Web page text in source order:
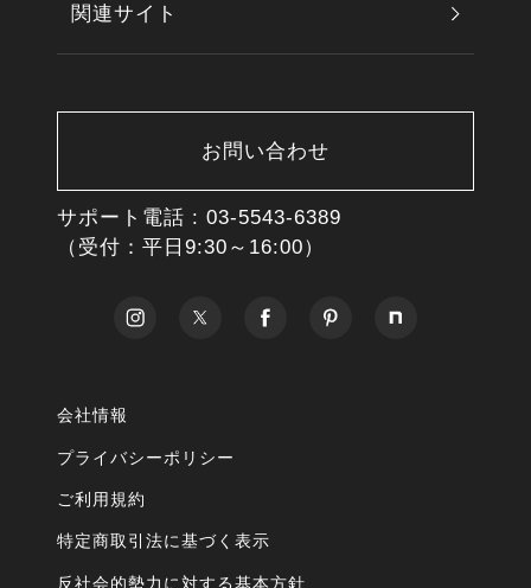
関連サイト
お問い合わせ
サポート電話 : 03-5543-6389
（受付：平日9:30～16:00）
会社情報
プライバシーポリシー
ご利用規約
特定商取引法に基づく表示
反社会的勢力に対する基本方針